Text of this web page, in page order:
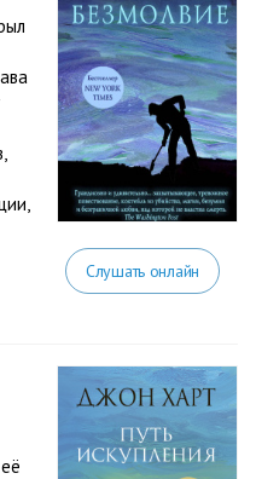
Слушать онлайн